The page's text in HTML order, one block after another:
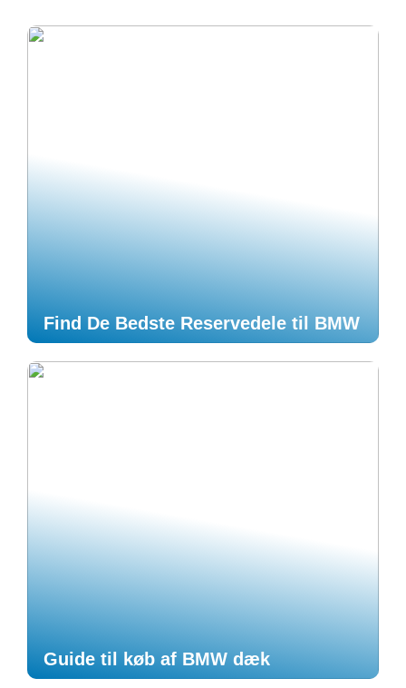
Find De Bedste Reservedele til BMW
Guide til køb af BMW dæk